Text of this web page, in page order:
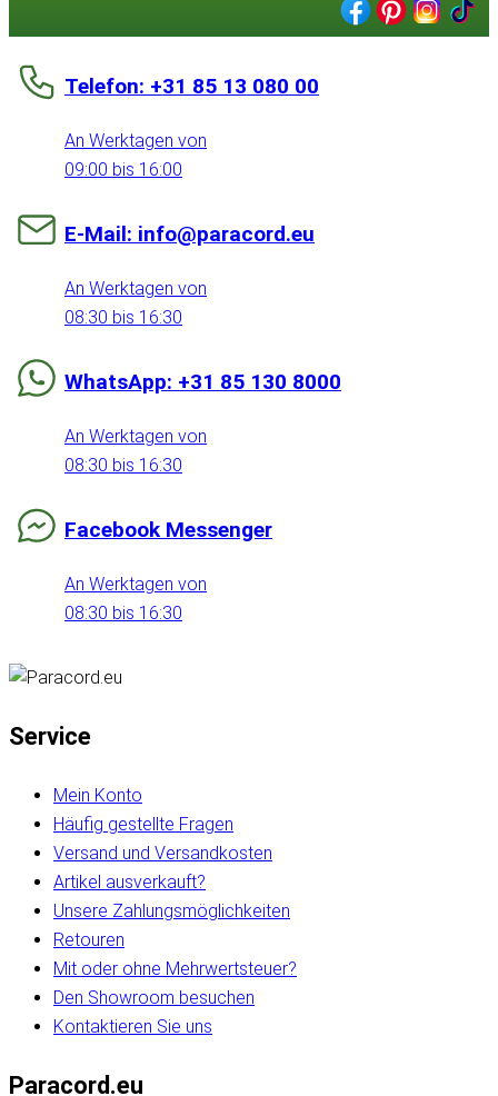
Telefon: +31 85 13 080 00
An Werktagen von
09:00 bis 16:00
E-Mail: info@paracord.eu
An Werktagen von
08:30 bis 16:30
WhatsApp: +31 85 130 8000
An Werktagen von
08:30 bis 16:30
Facebook Messenger
An Werktagen von
08:30 bis 16:30
Service
Mein Konto
Häufig gestellte Fragen
Versand und Versandkosten
Artikel ausverkauft?
Unsere Zahlungsmöglichkeiten
Retouren
Mit oder ohne Mehrwertsteuer?
Den Showroom besuchen
Kontaktieren Sie uns
Paracord.eu